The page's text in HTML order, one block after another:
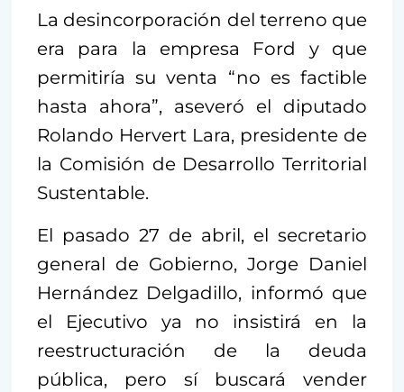
La desincorporación del terreno que
era para la empresa Ford y que
permitiría su venta “no es factible
hasta ahora”, aseveró el diputado
Rolando Hervert Lara, presidente de
la Comisión de Desarrollo Territorial
Sustentable.
El pasado 27 de abril, el secretario
general de Gobierno, Jorge Daniel
Hernández Delgadillo, informó que
el Ejecutivo ya no insistirá en la
reestructuración de la deuda
pública, pero sí buscará vender